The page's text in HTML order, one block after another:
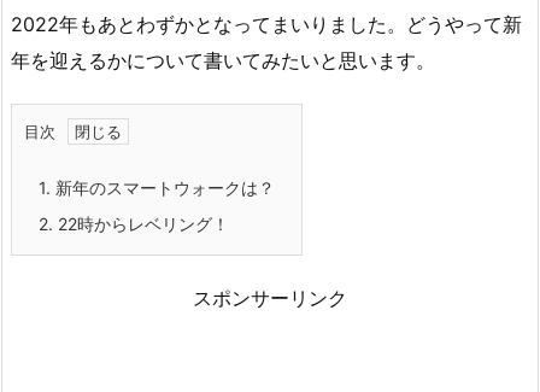
2022年もあとわずかとなってまいりました。どうやって新
年を迎えるかについて書いてみたいと思います。
目次
1. 新年のスマートウォークは？
2. 22時からレベリング！
スポンサーリンク